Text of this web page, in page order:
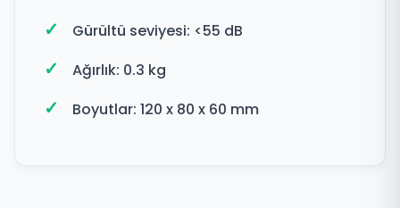
Gürültü seviyesi: <55 dB
Ağırlık: 0.3 kg
Boyutlar: 120 x 80 x 60 mm